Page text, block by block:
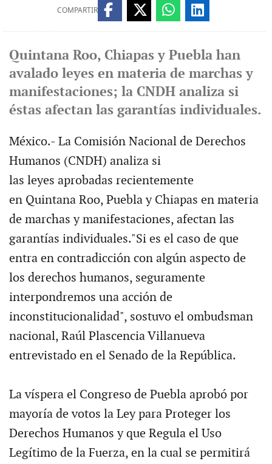
COMPARTIR
Quintana Roo, Chiapas y Puebla han
avalado leyes en materia de marchas y
manifestaciones; la CNDH analiza si
éstas afectan las garantías individuales.
México.- La Comisión Nacional de Derechos
Humanos (CNDH) analiza si
las leyes aprobadas recientemente
en Quintana Roo, Puebla y Chiapas en materia
de marchas y manifestaciones, afectan las
garantías individuales."Si es el caso de que
entra en contradicción con algún aspecto de
los derechos humanos, seguramente
interpondremos una acción de
inconstitucionalidad", sostuvo el ombudsman
nacional, Raúl Plascencia Villanueva
entrevistado en el Senado de la República.
La víspera el Congreso de Puebla aprobó por
mayoría de votos la Ley para Proteger los
Derechos Humanos y que Regula el Uso
Legítimo de la Fuerza, en la cual se permitirá